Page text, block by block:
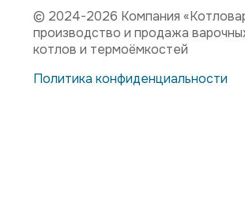
© 2024-2026 Компания
производство и продажа
котлов и термоёмкостей
Политика конфиденциальности